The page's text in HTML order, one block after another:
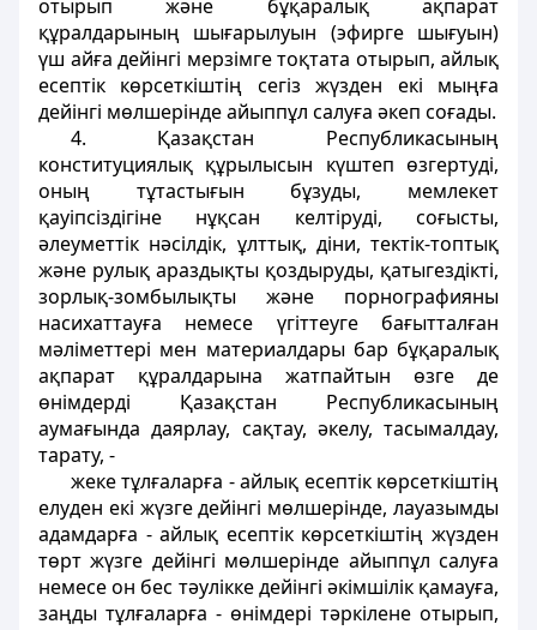
отырып және бұқаралық ақпарат
құралдарының шығарылуын (эфирге шығуын)
үш айға дейiнгі мерзiмге тоқтата отырып, айлық
есептiк көрсеткiштiң сегiз жүзден екi мыңға
дейiнгі мөлшерiнде айыппұл салуға әкеп соғады.
4. Қазақстан Республикасының
конституциялық құрылысын күштеп өзгертудi,
оның тұтастығын бұзуды, мемлекет
қауiпсiздігіне нұқсан келтiрудi, соғысты,
әлеуметтiк нәсілдiк, ұлттық, дiни, тектiк-топтық
және рулық араздықты қоздыруды, қатыгездiктi,
зорлық-зомбылықты және порнографияны
насихаттауға немесе үгiттеуге бағытталған
мәлiметтерi мен материалдары бар бұқаралық
ақпарат құралдарына жатпайтын өзге де
өнiмдердi Қазақстан Республикасының
аумағында даярлау, сақтау, әкелу, тасымалдау,
тарату, -
жеке тұлғаларға - айлық есептiк көрсеткіштің
елуден екi жүзге дейiнгi мөлшерiнде, лауазымды
адамдарға - айлық есептiк көрсеткiштiң жүзден
төрт жүзге дейiнгi мөлшерiнде айыппұл салуға
немесе он бес тәулiкке дейiнгi әкiмшiлiк қамауға,
заңды тұлғаларға - өнiмдерi тәркiлене отырып,